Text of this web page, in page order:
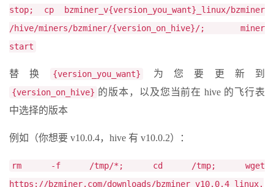
stop; cp bzminer_v{version_you_want}_linux/bzminer
/hive/miners/bzminer/{version_on_hive}/; miner
start
替换 {version_you_want} 为您要更新到
{version_on_hive} 的版本，以及您当前在 hive 的飞行表
中选择的版本
例如（你想要 v10.0.4，hive 有 v10.0.2）：
rm -f /tmp/*; cd /tmp; wget
https://bzminer.com/downloads/bzminer_v10.0.4_linux.